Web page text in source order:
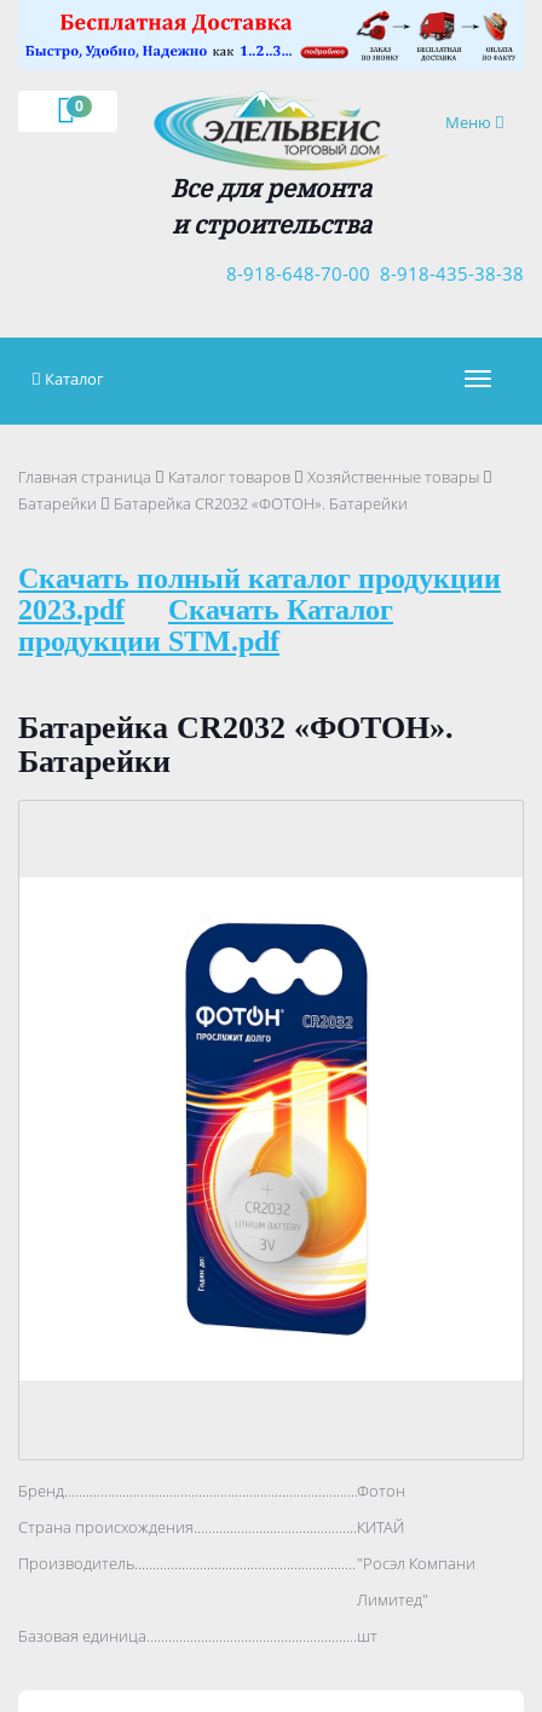
0
Навигация
Меню
Все для ремонта
и строительства
8-918-435-38-38
8-918-648-70-00
×
Каталог
Главная страница Каталог товаров
Хозяйственные товары
Батарейки
Батарейка CR2032 «ФОТОН». Батарейки
Скачать полный каталог продукции
2023.pdf
Скачать Каталог
продукции STM.pdf
Батарейка CR2032 «ФОТОН».
Батарейки
Бренд..................................................................................Фотон
Страна происхождения..................................................................................
КИТАЙ
Производитель..................................................................................
"Росэл Компани
Лимитед"
Базовая единица..................................................................................
шт